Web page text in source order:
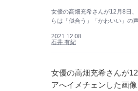
女優の高畑充希さんが12月8日
らは「似合う」「かわいい」の
2021.12.08
石井 有紀
女優の高畑充希さんが
アへイメチェンした画像